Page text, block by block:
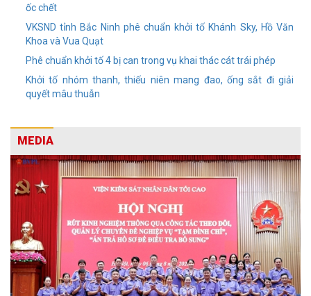
ốc chết
VKSND tỉnh Bắc Ninh phê chuẩn khởi tố Khánh Sky, Hồ Văn
Khoa và Vua Quạt
Phê chuẩn khởi tố 4 bị can trong vụ khai thác cát trái phép
Khởi tố nhóm thanh, thiếu niên mang đao, ống sắt đi giải
quyết mâu thuẫn
MEDIA